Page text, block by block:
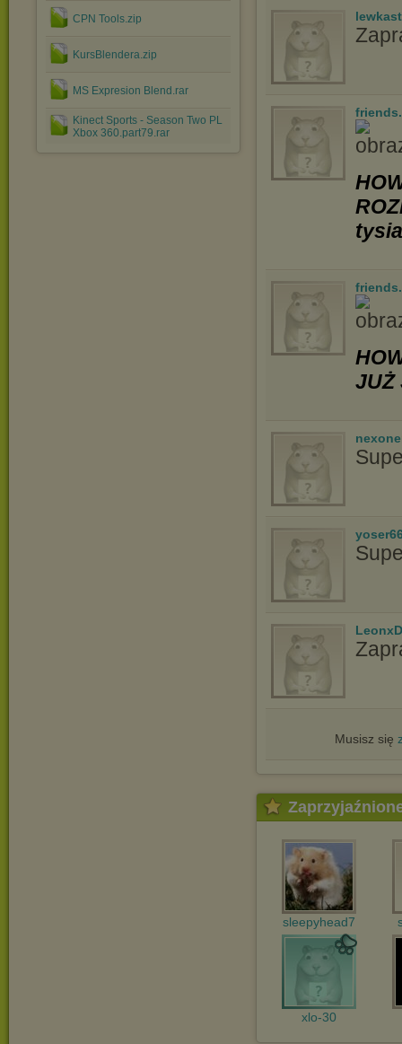
CPN Tools.zip
KursBlendera.zip
MS Expresion Blend.rar
Kinect Sports - Season Two PL
Xbox 360.part79.rar
JUŻ
Musisz się
sleepyhead7
xlo-30